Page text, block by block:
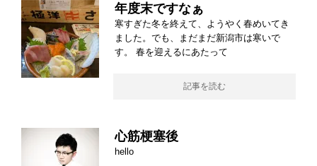
年度末ですなぁ
寒すぎた冬を終えて、ようやく春めいてき
ました。でも、まだまだ新潟市は寒いで
す。 春を迎えるにあたって
記事を読む
心筋梗塞後
hello